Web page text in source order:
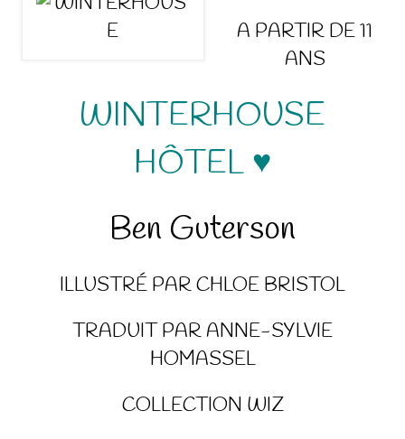
A PARTIR DE 11
ANS
WINTERHOUSE
HÔTEL ♥
Ben Guterson
ILLUSTRÉ PAR CHLOE BRISTOL
TRADUIT PAR ANNE-SYLVIE
HOMASSEL
COLLECTION WIZ